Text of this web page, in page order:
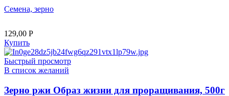
Семена, зерно
129,00 Р
Купить
Быстрый просмотр
В список желаний
Зерно ржи Образ жизни для проращивания, 500г